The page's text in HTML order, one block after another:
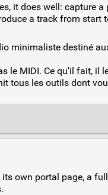
it does well: capture
a track from start
minimaliste destiné
le MIDI. Ce qu'il fait, il
tous les outils dont
own portal page, a